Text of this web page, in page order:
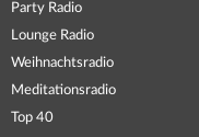
Party Radio
Lounge Radio
Weihnachtsradio
Meditationsradio
Top 40